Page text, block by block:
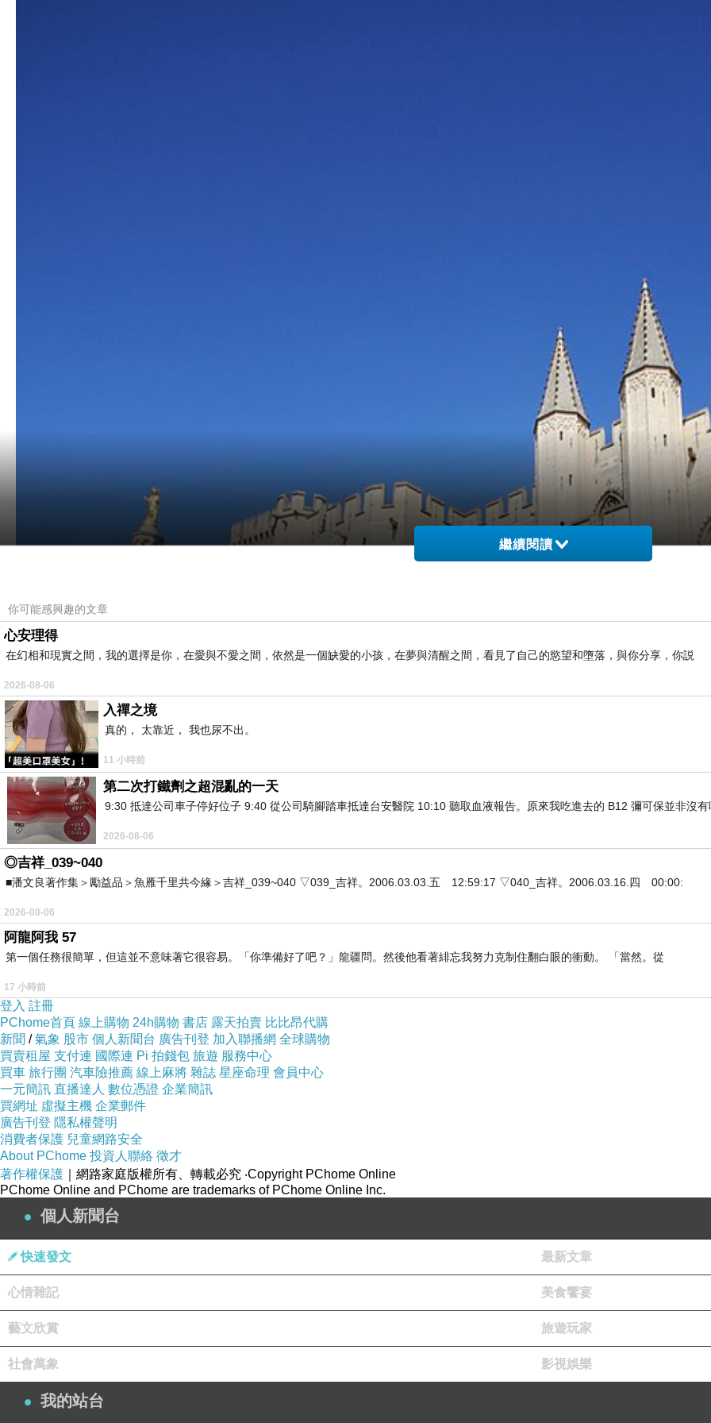
繼續閱讀
你可能感興趣的文章
心安理得
在幻相和現實之間，我的選擇是你，在愛與不愛之間，依然是一個缺愛的小孩，在夢與清醒之間，看見了自己的慾望和墮落，與你分享，你説
2026-08-06
入禪之境
真的， 太靠近， 我也尿不出。
11 小時前
第二次打鐵劑之超混亂的一天
9:30 抵達公司車子停好位子 9:40 從公司騎腳踏車抵達台安醫院 10:10 聽取血液報告。原來我吃進去的 B12 彌可保並非沒有
2026-08-06
◎吉祥_039~040
■潘文良著作集＞勵益品＞魚雁千里共今緣＞吉祥_039~040 ▽039_吉祥。2006.03.03.五 12:59:17 ▽040_吉祥。2006.03.16.四 00:00:
2026-08-06
阿龍阿我 57
第一個任務很簡單，但這並不意味著它很容易。「你準備好了吧？」龍疆問。然後他看著緋忘我努力克制住翻白眼的衝動。 「當然。從
17 小時前
登入 註冊
PChome首頁 線上購物 24h購物 書店 露天拍賣 比比昂代購
新聞 /氣象 股市 個人新聞台 廣告刊登 加入聯播網 全球購物
買賣租屋 支付連 國際連 Pi 拍錢包 旅遊 服務中心
買車 旅行團 汽車險推薦 線上麻將 雜誌 星座命理 會員中心
一元簡訊 直播達人 數位憑證 企業簡訊
買網址 虛擬主機 企業郵件
廣告刊登 隱私權聲明
消費者保護 兒童網路安全
About PChome 投資人聯絡 徵才
著作權保護 ｜網路家庭版權所有、轉載必究 ‧Copyright PChome Online
PChome Online and PChome are trademarks of PChome Online Inc.
個人新聞台
快速發文 最新文章
心情雜記 美食饗宴
藝文欣賞 旅遊玩家
社會萬象 影視娛樂
我的站台